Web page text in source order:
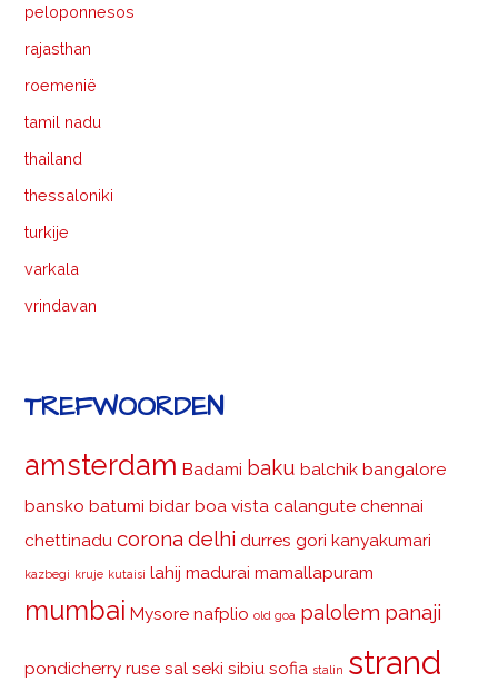
peloponnesos
rajasthan
roemenië
tamil nadu
thailand
thessaloniki
turkije
varkala
vrindavan
TREFWOORDEN
amsterdam Badami baku balchik bangalore
bansko batumi bidar boa vista calangute chennai
chettinadu corona delhi durres gori kanyakumari
kazbegi kruje kutaisi lahij madurai mamallapuram
mumbai Mysore nafplio old goa palolem panaji
pondicherry ruse sal seki sibiu sofia stalin strand